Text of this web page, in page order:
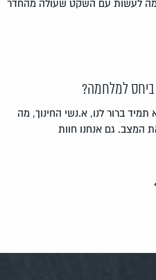
לעשות עם השקט שעולה מהחדר
ביחס למלחמה?
ברור לנו, א.נשי החינוך, מה
המצב. גם אנחנו חוות